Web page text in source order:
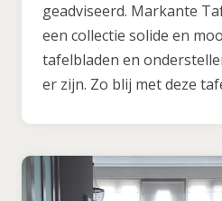
geadviseerd. Markante
een collectie solide en
tafelbladen en
er zijn. Zo blij met deze